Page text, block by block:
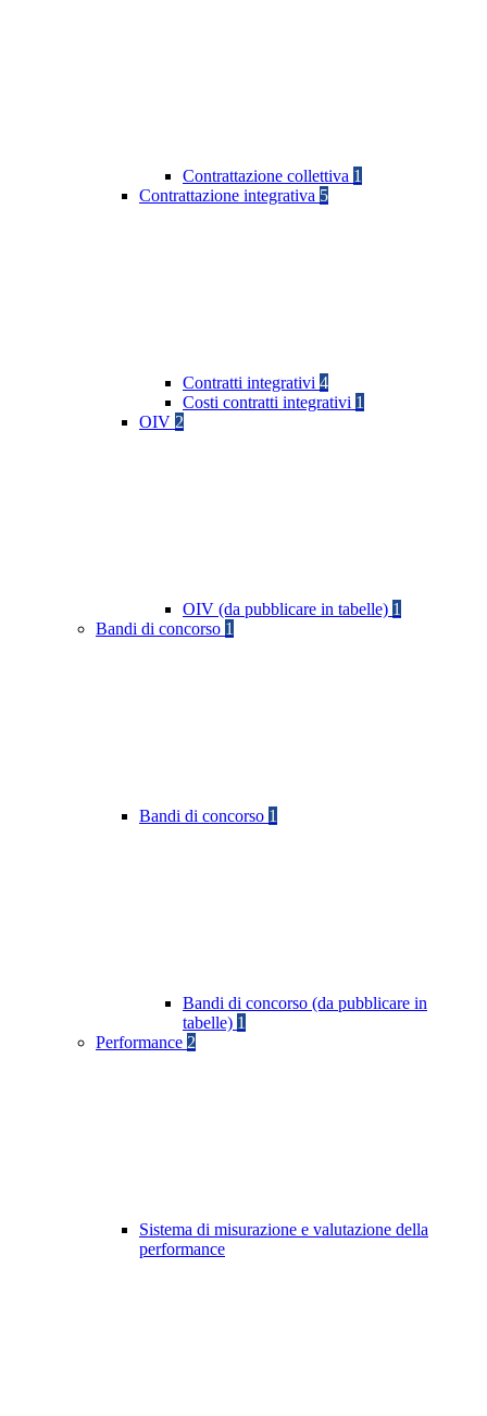
Contrattazione collettiva 1
Contrattazione integrativa 5
Contratti integrativi 4
Costi contratti integrativi 1
OIV 2
OIV (da pubblicare in tabelle) 1
Bandi di concorso 1
Bandi di concorso 1
Bandi di concorso (da pubblicare in
tabelle) 1
Performance 2
Sistema di misurazione e valutazione della
performance